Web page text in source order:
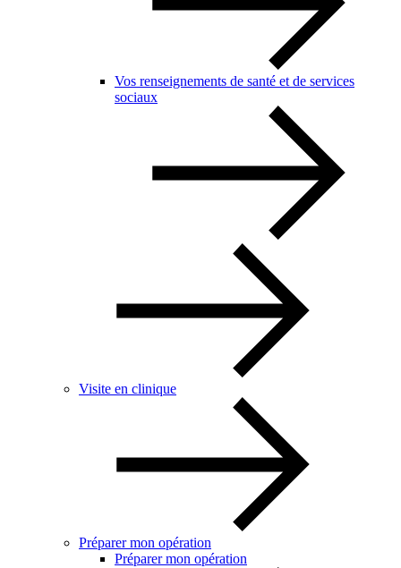
Vos renseignements de santé et de services
sociaux
Visite en clinique
Préparer mon opération
Préparer mon opération